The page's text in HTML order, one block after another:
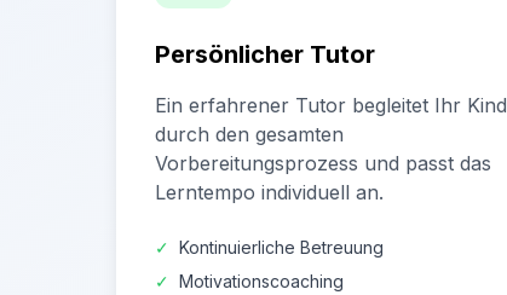
Persönlicher Tutor
Ein erfahrener Tutor begleitet Ihr Kind
durch den gesamten
Vorbereitungsprozess und passt das
Lerntempo individuell an.
✓ Kontinuierliche Betreuung
✓ Motivationscoaching